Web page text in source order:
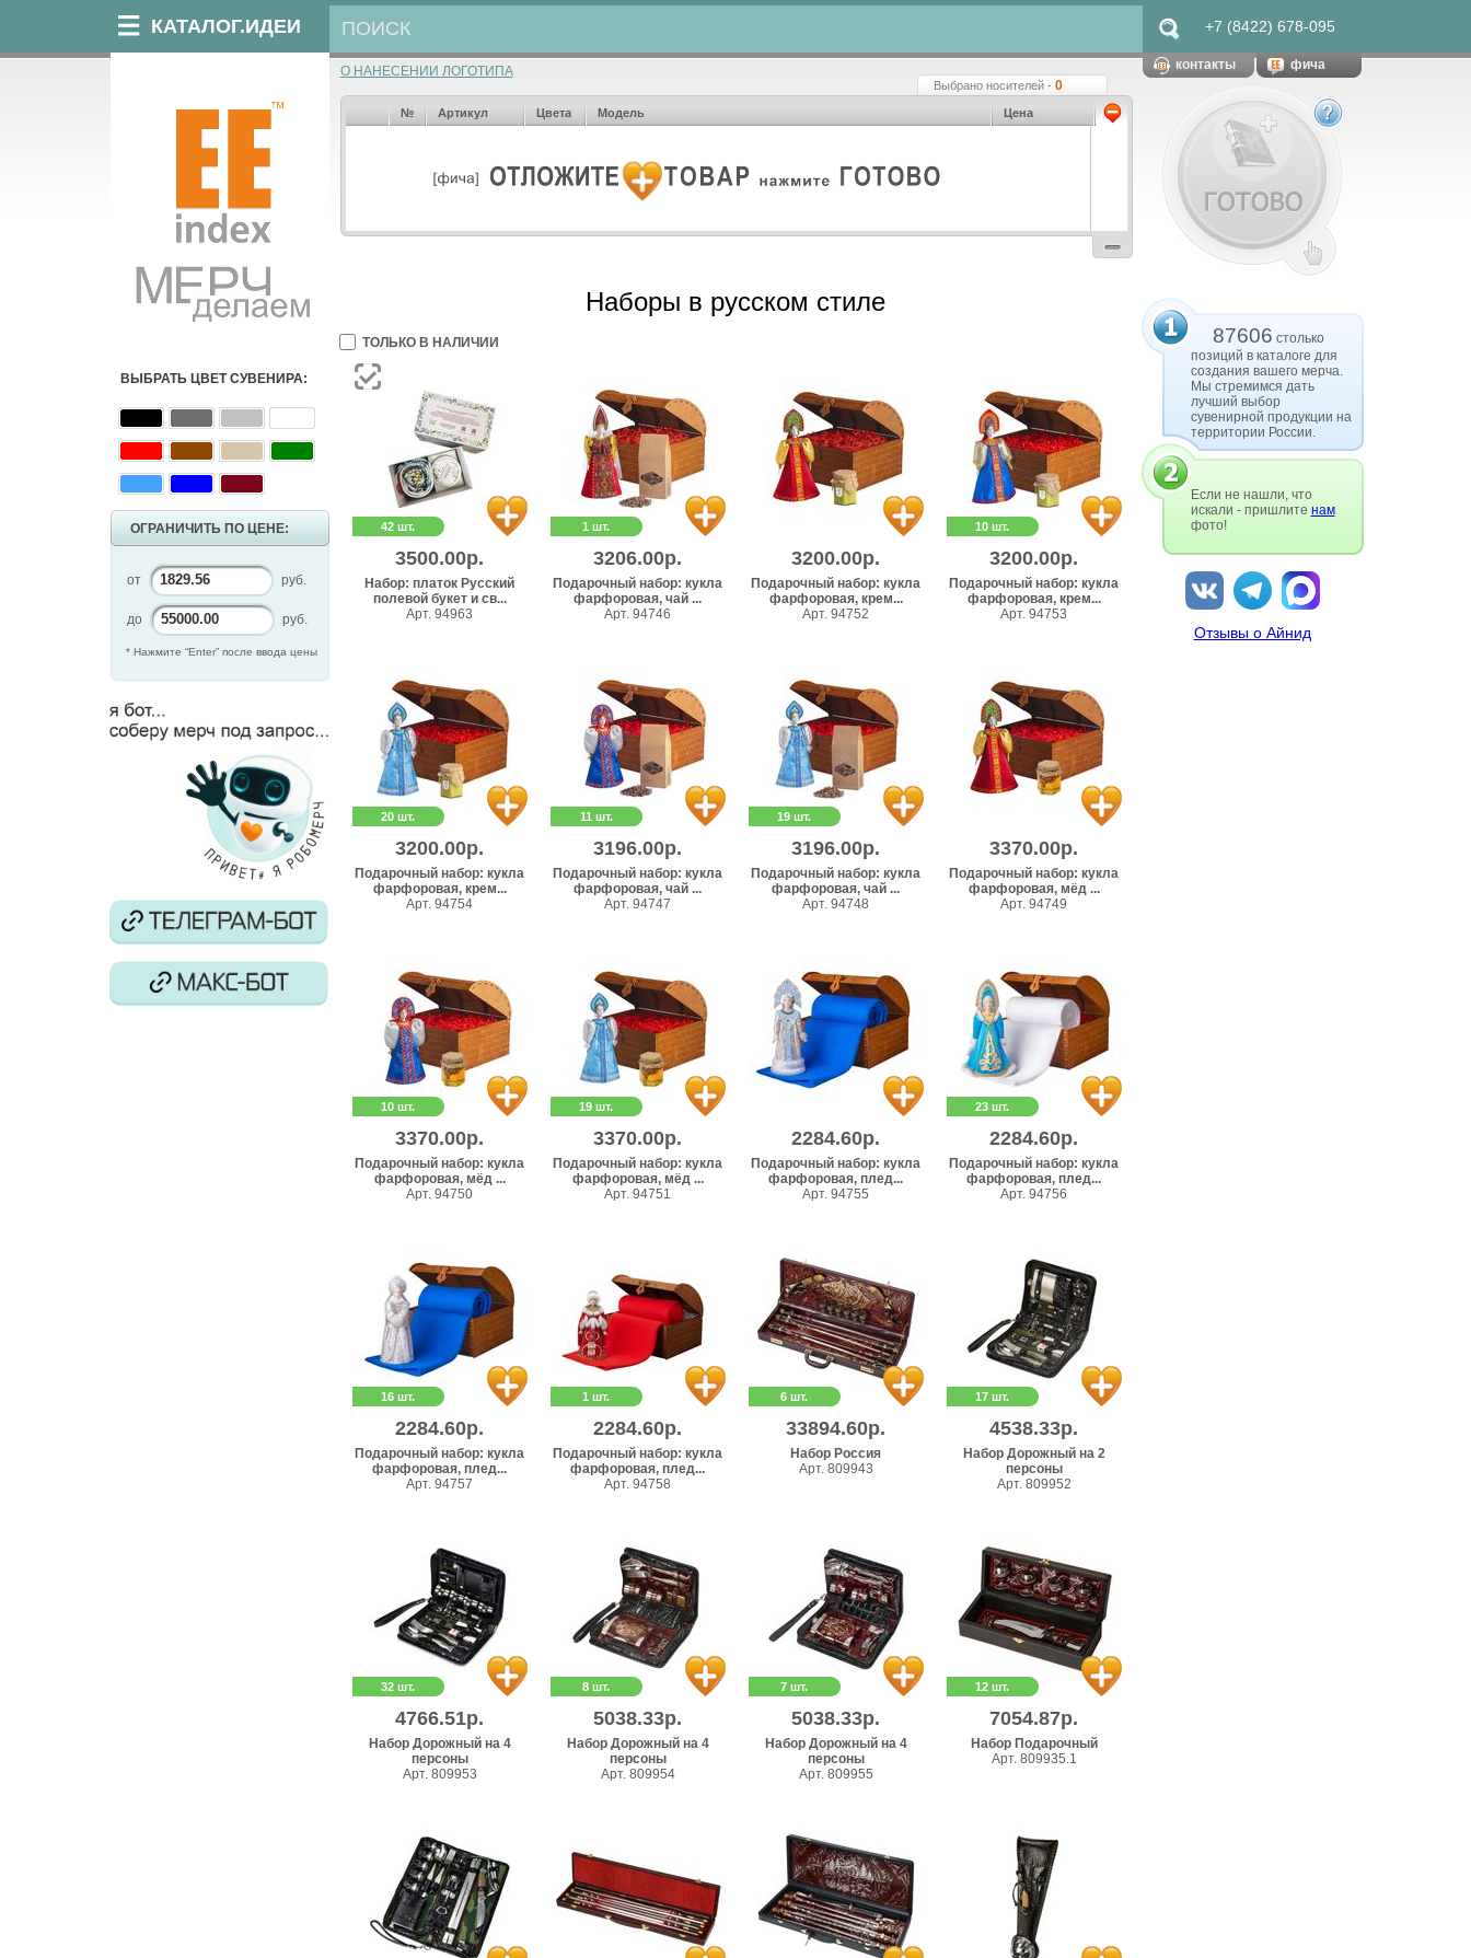
КАТАЛОГ.ИДЕИ +7 (8422) 678-095
ВЫБРАТЬ ЦВЕТ СУВЕНИРА:
ОГРАНИЧИТЬ ПО ЦЕНЕ:
от руб.
до руб.
* Нажмите “Enter” после ввода цены
О НАНЕСЕНИИ ЛОГОТИПА
Выбрано носителей - 0
№ Артикул Цвета Модель Цена
ТОЛЬКО В НАЛИЧИИ
Наборы в русском стиле
42 шт.
3500.00р.
Набор: платок Русский
полевой букет и св...
Арт. 94963
1 шт.
3206.00р.
Подарочный набор: кукла
фарфоровая, чай ...
Арт. 94746
3200.00р.
Подарочный набор: кукла
фарфоровая, крем...
Арт. 94752
10 шт.
3200.00р.
Подарочный набор: кукла
фарфоровая, крем...
Арт. 94753
20 шт.
3200.00р.
Подарочный набор: кукла
фарфоровая, крем...
Арт. 94754
11 шт.
3196.00р.
Подарочный набор: кукла
фарфоровая, чай ...
Арт. 94747
19 шт.
3196.00р.
Подарочный набор: кукла
фарфоровая, чай ...
Арт. 94748
3370.00р.
Подарочный набор: кукла
фарфоровая, мёд ...
Арт. 94749
10 шт.
3370.00р.
Подарочный набор: кукла
фарфоровая, мёд ...
Арт. 94750
19 шт.
3370.00р.
Подарочный набор: кукла
фарфоровая, мёд ...
Арт. 94751
2284.60р.
Подарочный набор: кукла
фарфоровая, плед...
Арт. 94755
23 шт.
2284.60р.
Подарочный набор: кукла
фарфоровая, плед...
Арт. 94756
16 шт.
2284.60р.
Подарочный набор: кукла
фарфоровая, плед...
Арт. 94757
1 шт.
2284.60р.
Подарочный набор: кукла
фарфоровая, плед...
Арт. 94758
6 шт.
33894.60р.
Набор Россия
Арт. 809943
17 шт.
4538.33р.
Набор Дорожный на 2
персоны
Арт. 809952
32 шт.
4766.51р.
Набор Дорожный на 4
персоны
Арт. 809953
8 шт.
5038.33р.
Набор Дорожный на 4
персоны
Арт. 809954
7 шт.
5038.33р.
Набор Дорожный на 4
персоны
Арт. 809955
12 шт.
7054.87р.
Набор Подарочный
Арт. 809935.1
контакты фича
87606 столько
позиций в каталоге для
создания вашего мерча.
Мы стремимся дать
лучший выбор
сувенирной продукции на
территории России.
Если не нашли, что
искали - пришлите нам
фото!
Отзывы о Айнид